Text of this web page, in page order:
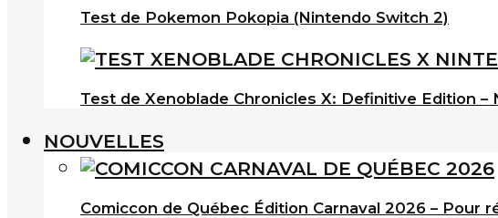
Test de Pokemon Pokopia (Nintendo Switch 2)
Test de Xenoblade Chronicles X: Definitive Edition –
NOUVELLES
Comiccon de Québec Édition Carnaval 2026 – Pour